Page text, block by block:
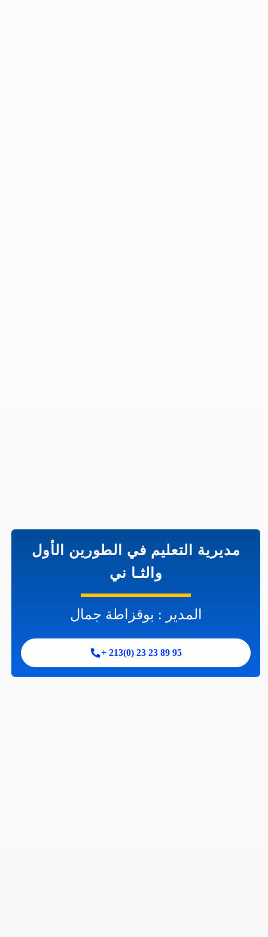
مديرية التعليم في الطورين الأول
والثـا ني
المدير : بوقزاطة جمال
95 89 23 23 (0)213 +